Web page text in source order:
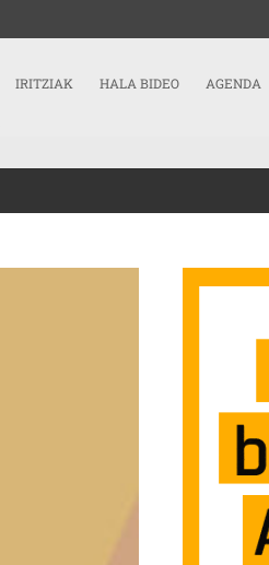
IRITZIAK HALA BIDEO AGENDA